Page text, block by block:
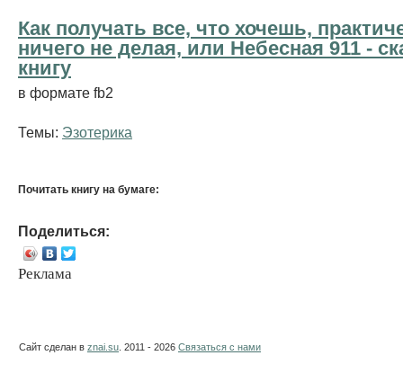
Как получать все, что хочешь,
ничего не делая, или Небесная 911 -
книгу
в формате fb2
Темы: Эзотерика
Почитать книгу на бумаге:
Поделиться:
Реклама
Сайт сделан в znai.su . 2011 - 2026 Связаться с нами